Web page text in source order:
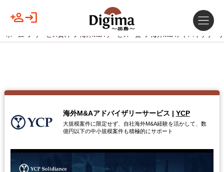
ホーム サービス資料 海外M&Aサービス一覧 海外M&Aアドバイザリー
海外M&Aアドバイザリーサービス | YCP
大規模案件に限定せず、自社海外M&A経験を活かして、数
億円以下の中小規模案件も積極的にサポート